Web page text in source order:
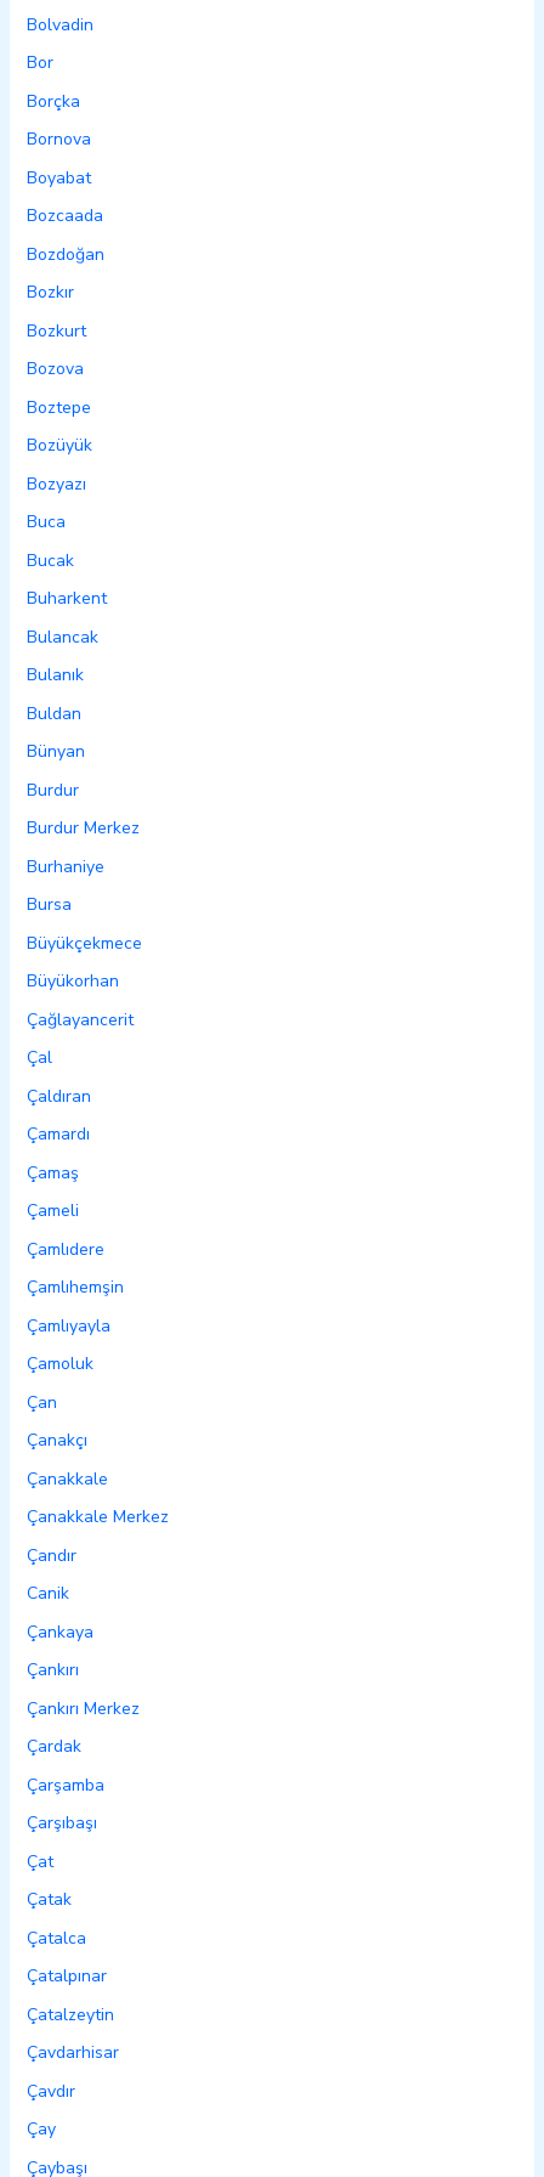
Bolvadin
Bor
Borçka
Bornova
Boyabat
Bozcaada
Bozdoğan
Bozkır
Bozkurt
Bozova
Boztepe
Bozüyük
Bozyazı
Buca
Bucak
Buharkent
Bulancak
Bulanık
Buldan
Bünyan
Burdur
Burdur Merkez
Burhaniye
Bursa
Büyükçekmece
Büyükorhan
Çağlayancerit
Çal
Çaldıran
Çamardı
Çamaş
Çameli
Çamlıdere
Çamlıhemşin
Çamlıyayla
Çamoluk
Çan
Çanakçı
Çanakkale
Çanakkale Merkez
Çandır
Canik
Çankaya
Çankırı
Çankırı Merkez
Çardak
Çarşamba
Çarşıbaşı
Çat
Çatak
Çatalca
Çatalpınar
Çatalzeytin
Çavdarhisar
Çavdır
Çay
Çaybaşı